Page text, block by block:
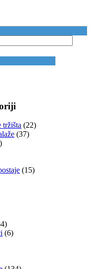
tržišta (22)
(37)
(15)
(6)